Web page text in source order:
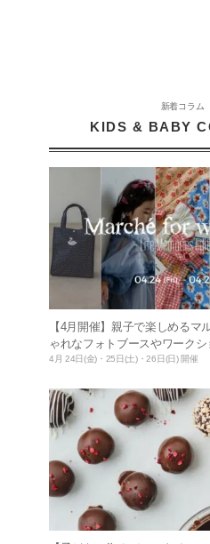
新着コラム
KIDS & BABY
【4月開催】親子で楽しめるマ
ゃれなフォトブースやワーク
4月 24日(金)・25日(土)・26日(日) 開催